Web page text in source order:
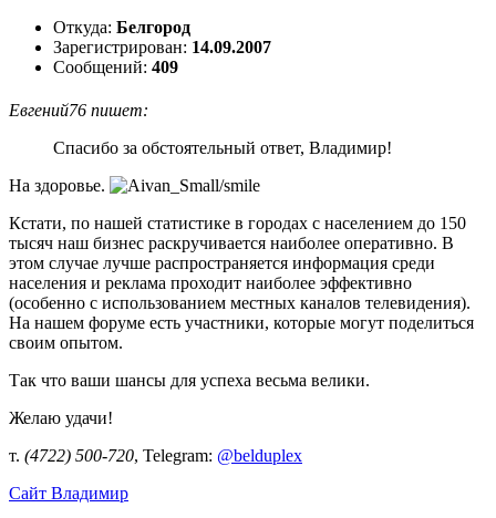
Откуда: Белгород
Зарегистрирован: 14.09.2007
Сообщений: 409
Евгений76 пишет:
Спасибо за обстоятельный ответ, Владимир!
На здоровье.
Кстати, по нашей статистике в городах с населением до 150
тысяч наш бизнес раскручивается наиболее оперативно. В
этом случае лучше распространяется информация среди
населения и реклама проходит наиболее эффективно
(особенно с использованием местных каналов телевидения).
На нашем форуме есть участники, которые могут поделиться
своим опытом.
Так что ваши шансы для успеха весьма велики.
Желаю удачи!
т. (4722) 500-720, Telegram: @belduplex
Сайт Владимир